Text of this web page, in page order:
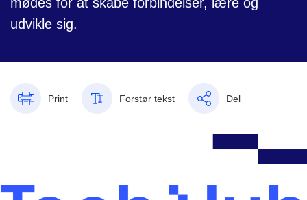
udvikle sig.
Print Forstør tekst Del